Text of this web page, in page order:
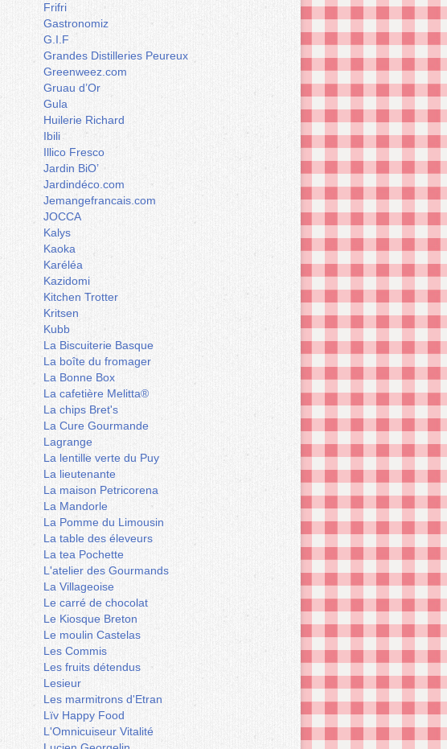
Frifri
Gastronomiz
G.I.F
Grandes Distilleries Peureux
Greenweez.com
Gruau d’Or
Gula
Huilerie Richard
Ibili
Illico Fresco
Jardin BiO’
Jardindéco.com
Jemangefrancais.com
JOCCA
Kalys
Kaoka
Karéléa
Kazidomi
Kitchen Trotter
Kritsen
Kubb
La Biscuiterie Basque
La boîte du fromager
La Bonne Box
La cafetière Melitta®
La chips Bret's
La Cure Gourmande
Lagrange
La lentille verte du Puy
La lieutenante
La maison Petricorena
La Mandorle
La Pomme du Limousin
La table des éleveurs
La tea Pochette
L'atelier des Gourmands
La Villageoise
Le carré de chocolat
Le Kiosque Breton
Le moulin Castelas
Les Commis
Les fruits détendus
Lesieur
Les marmitrons d'Etran
Lïv Happy Food
L'Omnicuiseur Vitalité